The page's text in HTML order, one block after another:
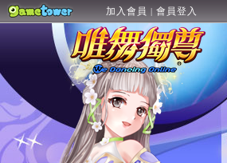
加入會員 | 會員登入